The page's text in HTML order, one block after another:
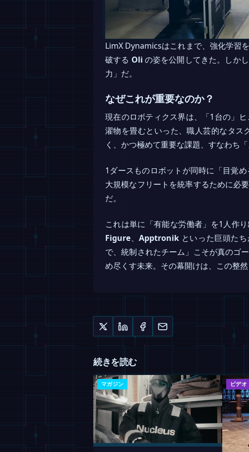
LimX Dynamicsはこれまで、強化学習
破する Oli の姿を公開してきた。しか
力」だ。
なぜこれが重要なのか？
現在のロボティクス界は、「1台の」
濯物を畳むといった、職人芸的なタス
く、かつ極めて重要な課題、すなわち
1ダースものロボットが同時に「目覚
大規模なフリートを統率するために必
だ。
これは単に「有能な労働者」を1人作
Figure、Apptronik といった巨頭た
で、統制されたチーム」こそが真のゴ
め尽くす未来。その幕開けは、この整
続きを読む
マガジン ビデオ